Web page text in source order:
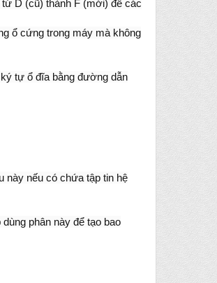
D (cũ) thành F (mới) để các
ổ cứng trong máy mà không
tự ổ đĩa bằng đường dẫn
này nếu có chứa tập tin hệ
phân này để tạo bao